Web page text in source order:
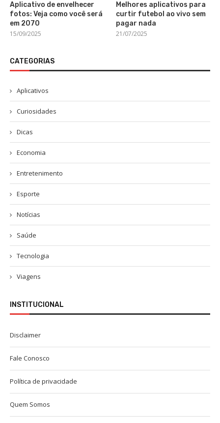
Aplicativo de envelhecer
fotos: Veja como você será
em 2070
15/09/2025
Melhores aplicativos para
curtir futebol ao vivo sem
pagar nada
21/07/2025
CATEGORIAS
Aplicativos
Curiosidades
Dicas
Economia
Entretenimento
Esporte
Notícias
Saúde
Tecnologia
Viagens
INSTITUCIONAL
Disclaimer
Fale Conosco
Política de privacidade
Quem Somos